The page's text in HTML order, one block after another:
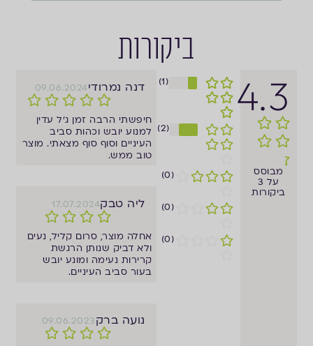
ביקורות
(1)
(2)
(0)
(0)
(0)
4.3
מבוסס
על 3
ביקורות
דנה נמרודי09.06.2024
חיפשתי הרבה זמן ג'ל עדין
למנוע יובש וכהות סביב
העיניים וסוף סוף מצאתי. מוצר
טוב ממש.
ליה טבק17.07.2024
אחלה מוצר, סרום קליל, נעים
ולא דביק שנותן הרגשת
קרירות נעימה ומונע יובש
בעור סביב העיניים.
נועה ברק09.06.2023